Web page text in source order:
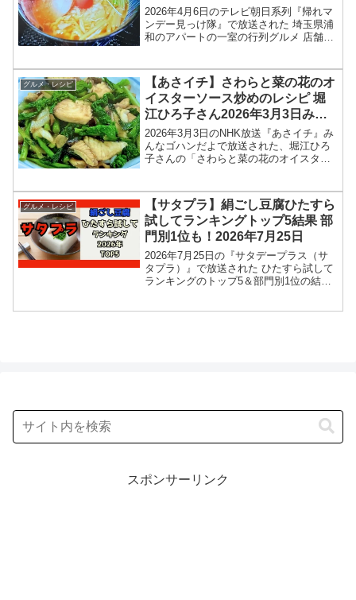
ルメ2026年4月6日
2026年4月6日のテレビ朝日系列『帰れマ
ンデー見っけ隊』で放送された 埼玉県浦
和のアパートの一室の行列グルメ 店舗情
行列が？行列店が特集されました。この
記事では、...
グルメ・レシピ
【あさイチ】さわらと菜の花のオ
イスターソース炒めのレシピ 堀
江ひろ子さん2026年3月3日みん
なゴハンだよ
2026年3月3日のNHK放送『あさイチ』み
んなゴハンだよで放送された、堀江ひろ
子さんの「さわらと菜の花のオイスター
研究家の堀江ひろ子さんが登場！さわら
はふっくら、菜...
グルメ・レシピ
【サタプラ】絹ごし豆腐ひたすら
試してランキングトップ5結果 部
門別1位も！2026年7月25日
2026年7月25日の『サタデープラス（サ
タプラ）』で放送された ひたすら試して
ランキングのトップ5＆部門別1位の結果
スポンサーリンク